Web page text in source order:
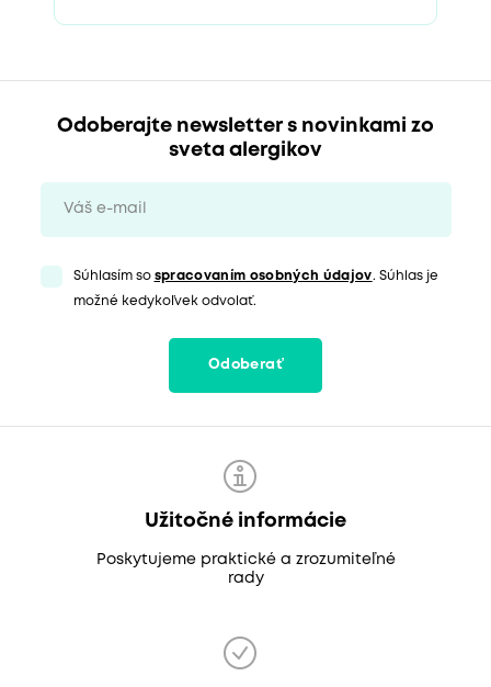
Odoberajte newsletter s novinkami zo
sveta alergikov
Súhlasím so spracovaním osobných údajov. Súhlas je
možné kedykoľvek odvolať.
Odoberať
Užitočné informácie
Poskytujeme praktické a zrozumiteľné
rady